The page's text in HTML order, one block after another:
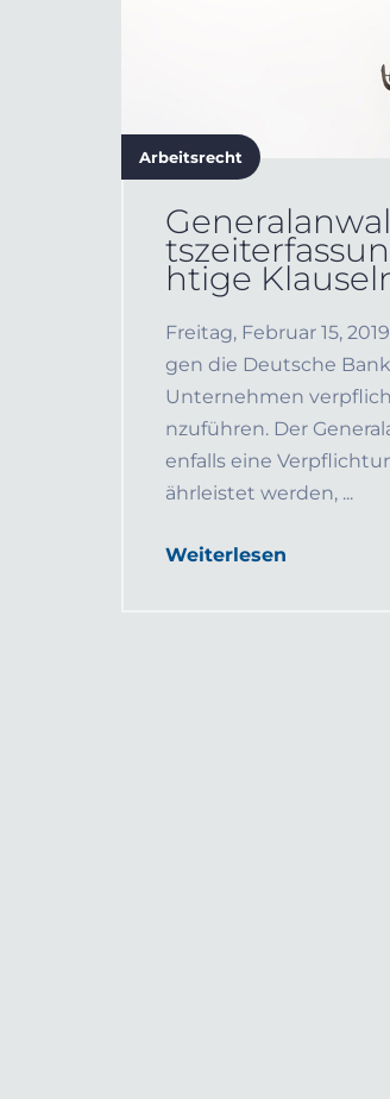
Arbeitsrecht
htige
Freitag, Februar 15,
gen die Deutsche
Unternehmen
nzuführen. Der
enfalls eine
ährleistet werden, ...
Weiterlesen